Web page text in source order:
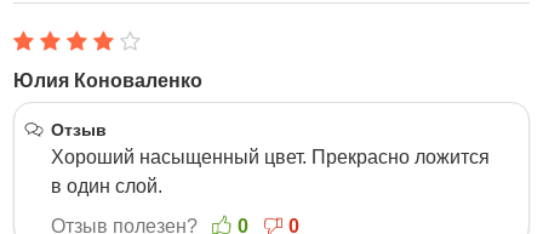
Юлия Коноваленко
Отзыв
Хороший насыщенный цвет. Прекрасно ложится
в один слой.
Отзыв полезен?
0 0